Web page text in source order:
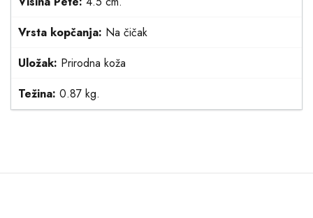
Vrsta kopčanja: Na čičak
Uložak: Prirodna koža
Težina: 0.87 kg.